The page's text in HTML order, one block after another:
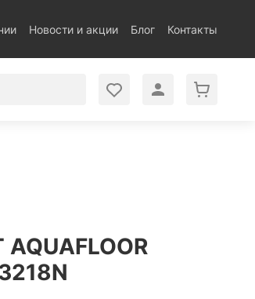
Новости и акции Блог Контакты